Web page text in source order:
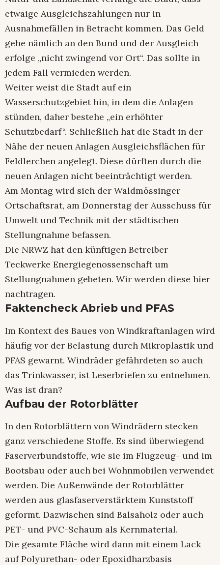
etwaige Ausgleichszahlungen nur in
Ausnahmefällen in Betracht kommen. Das Geld
gehe nämlich an den Bund und der Ausgleich
erfolge „nicht zwingend vor Ort“. Das sollte in
jedem Fall vermieden werden.
Weiter weist die Stadt auf ein
Wasserschutzgebiet hin, in dem die Anlagen
stünden, daher bestehe „ein erhöhter
Schutzbedarf“. Schließlich hat die Stadt in der
Nähe der neuen Anlagen Ausgleichsflächen für
Feldlerchen angelegt. Diese dürften durch die
neuen Anlagen nicht beeinträchtigt werden.
Am Montag wird sich der Waldmössinger
Ortschaftsrat, am Donnerstag der Ausschuss für
Umwelt und Technik mit der städtischen
Stellungnahme befassen.
Die NRWZ hat den künftigen Betreiber
Teckwerke Energiegenossenschaft um
Stellungnahmen gebeten. Wir werden diese hier
nachtragen.
Faktencheck Abrieb und PFAS
Im Kontext des Baues von Windkraftanlagen wird
häufig vor der Belastung durch Mikroplastik und
PFAS gewarnt. Windräder gefährdeten so auch
das Trinkwasser, ist Leserbriefen zu entnehmen.
Was ist dran?
Aufbau der Rotorblätter
In den Rotorblättern von Windrädern stecken
ganz verschiedene Stoffe. Es sind überwiegend
Faserverbundstoffe, wie sie im Flugzeug- und im
Bootsbau oder auch bei Wohnmobilen verwendet
werden. Die Außenwände der Rotorblätter
werden aus glasfaserverstärktem Kunststoff
geformt. Dazwischen sind Balsaholz oder auch
PET- und PVC-Schaum als Kernmaterial.
Die gesamte Fläche wird dann mit einem Lack
auf Polyurethan- oder Epoxidharzbasis